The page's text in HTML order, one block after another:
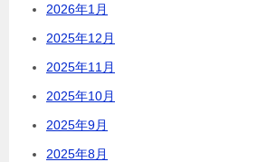
2026年1月
2025年12月
2025年11月
2025年10月
2025年9月
2025年8月